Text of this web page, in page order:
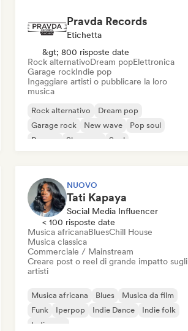
Pravda Records
Etichetta
&gt; 800 risposte date
Rock alternativoDream popElettronica
Garage rockIndie pop
Ingaggiare artisti o pubblicare la loro
musica
Rock alternativo
Dream pop
Garage rock
New wave
Pop soul
Reggae
Shoegaze Soul
NUOVO
Tati Kapaya
Social Media Influencer
< 100 risposte date
Musica africanaBluesChill House
Musica classica
Commerciale / Mainstream
Creare post o reel di grande impatto sugli
artisti
Musica africana Blues
Musica da film
Funk
Iperpop Indie Dance
Indie folk
Indie pop